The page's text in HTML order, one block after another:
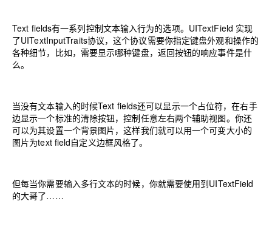
Text fields有一系列控制文本输入行为的选项。UITextField 实现
了UITextInputTraits协议，这个协议需要你指定键盘外观和操作的
各种细节，比如，需要显示哪种键盘，返回按钮的响应事件是什
么。
当没有文本输入的时候Text fields还可以显示一个占位符，在右手
边显示一个标准的清除按钮，控制任意左右两个辅助视图。你还
可以为其设置一个背景图片，这样我们就可以用一个可变大小的
图片为text field自定义边框风格了。
但每当你需要输入多行文本的时候，你就需要使用到UITextField
的大哥了……